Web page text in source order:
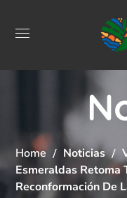
Home Noticias
Esmeraldas Retoma
Reconformación De